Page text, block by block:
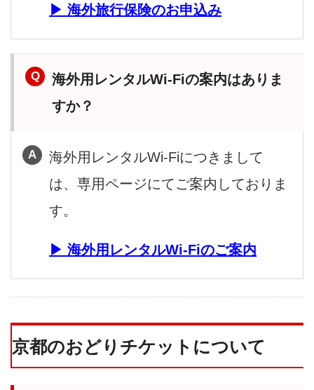
海外旅行保険のお申込み
海外用レンタルWi-Fiの案内はありま
すか？
海外用レンタルWi-Fiにつきまして
は、専用ページにてご案内しておりま
す。
海外用レンタルWi-Fiのご案内
京都のおどりチケットについて